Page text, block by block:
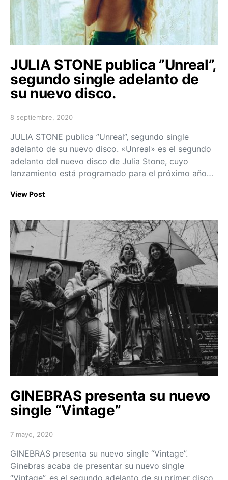
JULIA STONE publica ”Unreal”,
segundo single adelanto de
su nuevo disco.
Posted on
8 septiembre, 2020
JULIA STONE publica ”Unreal”, segundo single
adelanto de su nuevo disco. «Unreal» es el segundo
adelanto del nuevo disco de Julia Stone, cuyo
lanzamiento está programado para el próximo año…
View Post
GINEBRAS presenta su nuevo
single “Vintage”
Posted on
7 mayo, 2020
GINEBRAS presenta su nuevo single “Vintage”.
Ginebras acaba de presentar su nuevo single
“Vintage”, es el segundo adelanto de su primer disco